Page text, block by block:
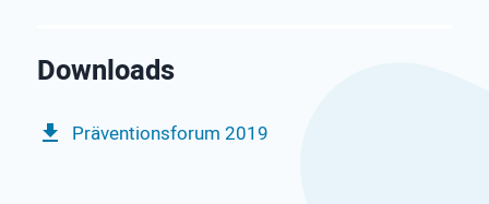
Präventionsforum 2019